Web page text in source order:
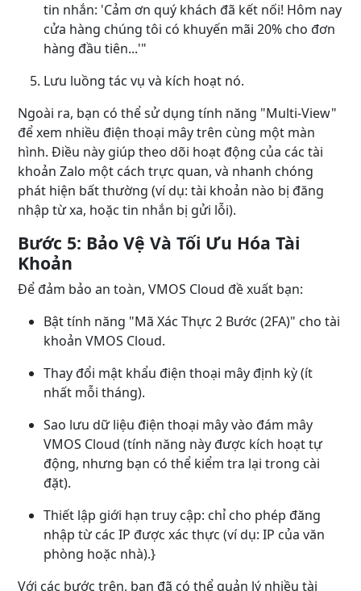
tin nhắn: 'Cảm ơn quý khách đã kết nối! Hôm nay
cửa hàng chúng tôi có khuyến mãi 20% cho đơn
hàng đầu tiên...'"
Lưu luồng tác vụ và kích hoạt nó.
Ngoài ra, bạn có thể sử dụng tính năng "Multi-View"
để xem nhiều điện thoại mây trên cùng một màn
hình. Điều này giúp theo dõi hoạt động của các tài
khoản Zalo một cách trực quan, và nhanh chóng
phát hiện bất thường (ví dụ: tài khoản nào bị đăng
nhập từ xa, hoặc tin nhắn bị gửi lỗi).
Bước 5: Bảo Vệ Và Tối Ưu Hóa Tài
Khoản
Để đảm bảo an toàn, VMOS Cloud đề xuất bạn:
Bật tính năng "Mã Xác Thực 2 Bước (2FA)" cho tài
khoản VMOS Cloud.
Thay đổi mật khẩu điện thoại mây định kỳ (ít
nhất mỗi tháng).
Sao lưu dữ liệu điện thoại mây vào đám mây
VMOS Cloud (tính năng này được kích hoạt tự
động, nhưng bạn có thể kiểm tra lại trong cài
đặt).
Thiết lập giới hạn truy cập: chỉ cho phép đăng
nhập từ các IP được xác thực (ví dụ: IP của văn
phòng hoặc nhà).}
Với các bước trên, bạn đã có thể quản lý nhiều tài